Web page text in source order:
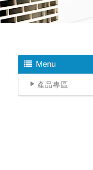
Menu
產品專區